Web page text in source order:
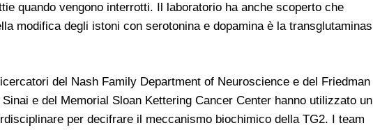
quando vengono interrotti. Il laboratorio ha anche scoperto che
modifica degli istoni con serotonina e dopamina è la
del Nash Family Department of Neuroscience e del Friedman
e del Memorial Sloan Kettering Cancer Center hanno utilizzato un
per decifrare il meccanismo biochimico della TG2. I team